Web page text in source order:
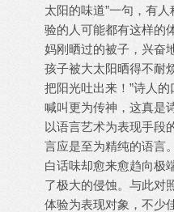
太阳的味道”一句，有
验的人可能都有这样的
妈刚晒过的被子，兴奋
孩子被大太阳晒得不耐
把阳光吐出来！”诗人
喊叫更为传神，这真是
以语言艺术为表现手段
言应是至为精纯的语言
白话味却愈来愈趋向极
了极大的侵蚀。与此对
体验为表现对象，不少